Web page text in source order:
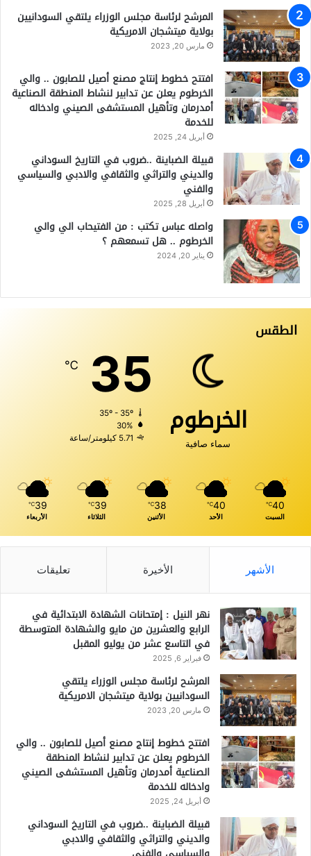
المرشح لرئاسة مجلس الوزراء يلتقي السودانيين
بولاية ميتشجان الامريكية
مارس 20, 2023
افتتح خطوط إنتاج مصنع أصيل للصابون .. والي
الخرطوم يعلن عن تدابير لنشاط المنطقة الصناعية
أمدرمان وتأهيل المستشفى الصيني وادخاله
للخدمة
أبريل 24, 2025
قبيلة الضباينة ..ضروب في التاريخ السوداني
والديني والتراثي والثقافي والادبي والسياسي
والفني
أبريل 28, 2025
واصله عباس تكتب : من الفتيحاب الي والي
الخرطوم .. هل تسمعهم ؟
يناير 20, 2024
الطقس
الخرطوم
سماء صافية
35
℃
35º - 35º
30%
5.71 كيلومتر/ساعة
40
℃
السبت
40
℃
الأحد
38
℃
الأثنين
39
℃
الثلاثاء
39
℃
الأربعاء
الأشهر الأخيرة تعليقات
نهر النيل : إمتحانات الشهادة الابتدائية في
الرابع والعشرين من مايو والشهادة المتوسطة
في التاسع عشر من يوليو المقبل
فبراير 6, 2025
المرشح لرئاسة مجلس الوزراء يلتقي
السودانيين بولاية ميتشجان الامريكية
مارس 20, 2023
افتتح خطوط إنتاج مصنع أصيل للصابون .. والي
الخرطوم يعلن عن تدابير لنشاط المنطقة
الصناعية أمدرمان وتأهيل المستشفى الصيني
وادخاله للخدمة
أبريل 24, 2025
قبيلة الضباينة ..ضروب في التاريخ السوداني
والديني والتراثي والثقافي والادبي